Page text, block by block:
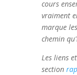
cours
vraiment
marque
chemin
Les liens
section